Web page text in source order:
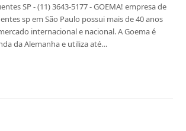
SP - (11) 3643-5177 - GOEMA! empresa de
sp em São Paulo possui mais de 40 anos
internacional e nacional. A Goema é
da Alemanha e utiliza até…